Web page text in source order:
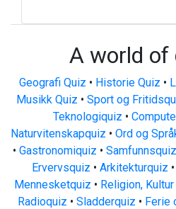
A world of
Geografi Quiz • Historie Quiz •
Musikk Quiz • Sport og
Teknologiquiz •
Naturvitenskapquiz • Ord og
• Gastronomiquiz • Samfunnsquiz
Ervervsquiz • Arkitekturquiz •
Mennesketquiz • Religion,
Radioquiz • Sladderquiz • Ferie